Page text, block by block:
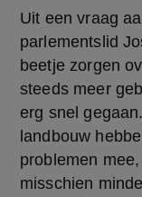
Uit een vraag
parlementslid
beetje zorgen
steeds meer
erg snel
landbouw
problemen
misschien